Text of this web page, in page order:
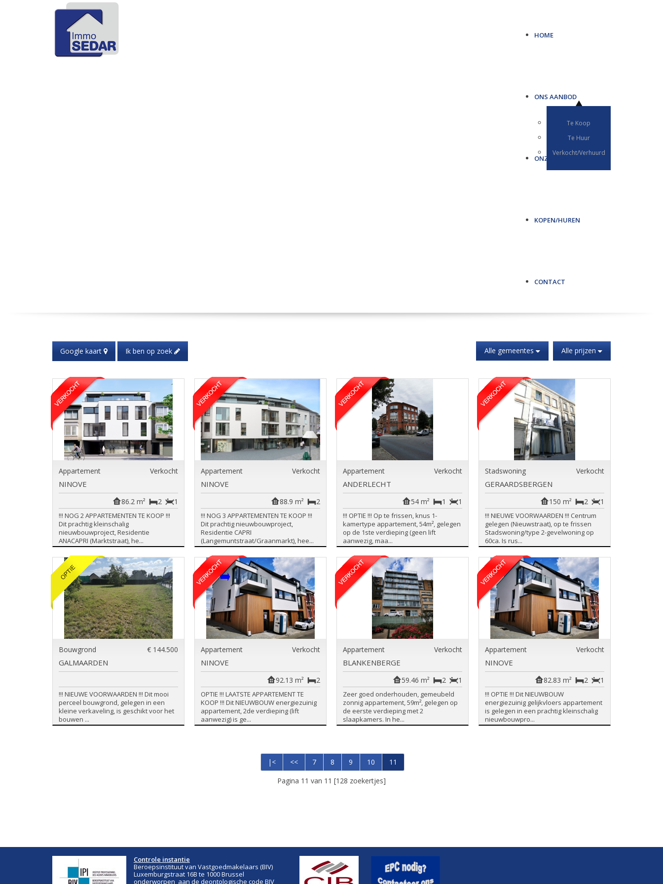
HOME
ONS AANBOD
Te Koop
Te Huur
Verkocht/Verhuurd
ONZE DIENSTEN
KOPEN/HUREN
CONTACT
Google kaart Ik ben op zoek Alle gemeentes Alle prijzen
Appartement Verkocht
NINOVE
1
2
86.2 m²
!!! NOG 2 APPARTEMENTEN TE KOOP !!!
Dit prachtig kleinschalig
nieuwbouwproject, Residentie
ANACAPRI (Marktstraat), he...
Appartement Verkocht
NINOVE
2
88.9 m²
!!! NOG 3 APPARTEMENTEN TE KOOP !!!
Dit prachtig nieuwbouwproject,
Residentie CAPRI
(Langemuntstraat/Graanmarkt), hee...
Appartement Verkocht
ANDERLECHT
1
1
54 m²
!!! OPTIE !!! Op te frissen, knus 1-
kamertype appartement, 54m², gelegen
op de 1ste verdieping (geen lift
aanwezig, maa...
Stadswoning Verkocht
GERAARDSBERGEN
1
2
150 m²
!!! NIEUWE VOORWAARDEN !!! Centrum
gelegen (Nieuwstraat), op te frissen
Stadswoning/type 2-gevelwoning op
60ca. Is rus...
Bouwgrond € 144.500
GALMAARDEN
!!! NIEUWE VOORWAARDEN !!! Dit mooi
perceel bouwgrond, gelegen in een
kleine verkaveling, is geschikt voor het
bouwen ...
Appartement Verkocht
NINOVE
2
92.13 m²
OPTIE !!! LAATSTE APPARTEMENT TE
KOOP !!! Dit NIEUWBOUW energiezuinig
appartement, 2de verdieping (lift
aanwezig) is ge...
Appartement Verkocht
BLANKENBERGE
1
2
59.46 m²
Zeer goed onderhouden, gemeubeld
zonnig appartement, 59m², gelegen op
de eerste verdieping met 2
slaapkamers. In he...
Appartement Verkocht
NINOVE
1
2
82.83 m²
!!! OPTIE !!! Dit NIEUWBOUW
energiezuinig gelijkvloers appartement
is gelegen in een prachtig kleinschalig
nieuwbouwpro...
|< << 7 8 9 10
11
Pagina 11 van 11 [128 zoekertjes]
Controle instantie
Beroepsinstituut van Vastgoedmakelaars (BIV)
Luxemburgstraat 16B te 1000 Brussel
onderworpen aan de deontologische code BIV